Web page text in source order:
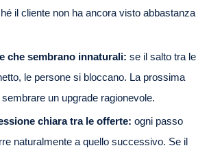
il cliente non ha ancora visto abbastanza
che sembrano innaturali: se il salto tra le
le persone si bloccano. La prossima
un upgrade ragionevole.
chiara tra le offerte: ogni passo
naturalmente a quello successivo. Se il